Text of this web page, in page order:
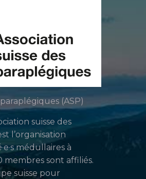
(ASP)
suisse des
l’organisation
médullaires à
sont affiliés.
suisse pour